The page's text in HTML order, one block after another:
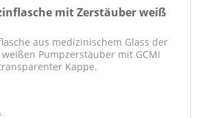
mit Zerstäuber weiß
aus medizinischem Glass der
Pumpzerstäuber mit GCMI
Kappe.